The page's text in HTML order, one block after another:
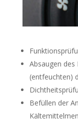
Absaugen
(entfeuchten)
Befüllen der